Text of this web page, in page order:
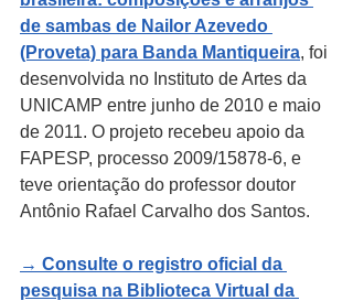
de sambas de Nailor Azevedo
(Proveta) para Banda Mantiqueira, foi
desenvolvida no Instituto de Artes da
UNICAMP entre junho de 2010 e maio
de 2011. O projeto recebeu apoio da
FAPESP, processo 2009/15878-6, e
teve orientação do professor doutor
Antônio Rafael Carvalho dos Santos.
→ Consulte o registro oficial da
pesquisa na Biblioteca Virtual da